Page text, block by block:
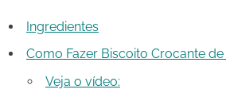
Ingredientes
Como Fazer Biscoito Crocante
Veja o vídeo: